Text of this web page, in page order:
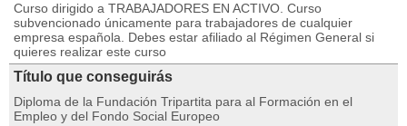
Curso dirigido a TRABAJADORES EN ACTIVO. Curso
subvencionado únicamente para trabajadores de cualquier
empresa española. Debes estar afiliado al Régimen General si
quieres realizar este curso
Título que conseguirás
Diploma de la Fundación Tripartita para al Formación en el
Empleo y del Fondo Social Europeo